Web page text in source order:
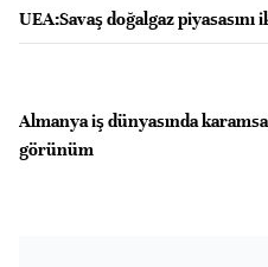
UEA:Savaş doğalgaz piyasasını
Almanya iş dünyasında
görünüm